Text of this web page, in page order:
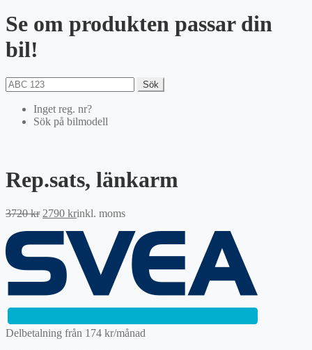
Se om produkten passar din
bil!
Sök
Inget reg. nr?
Sök på bilmodell
Rep.sats, länkarm
3720kr Det
3720 kr.
2790 krDet
priset
2790 kr.
inkl. moms
Delbetalning från 174 kr/månad